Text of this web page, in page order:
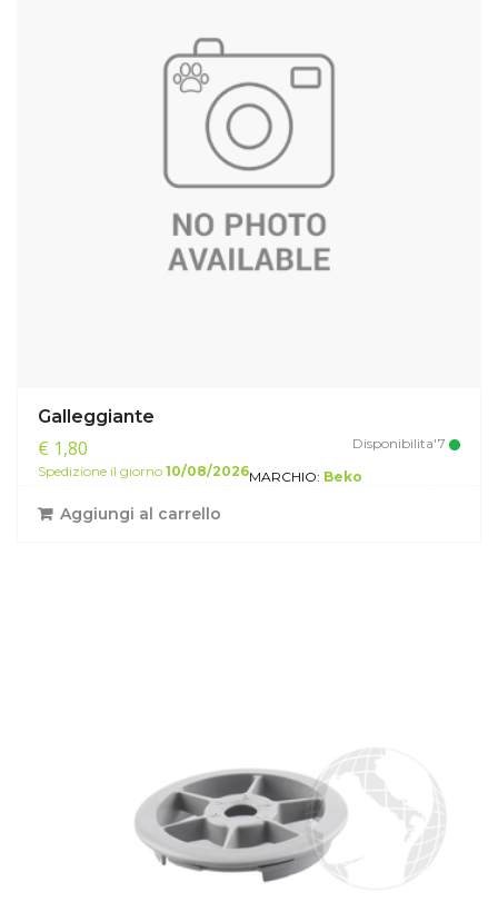
Galleggiante
€ 1,80
Disponibilita'7
Spedizione il giorno 10/08/2026MARCHIO: Beko
Aggiungi al carrello